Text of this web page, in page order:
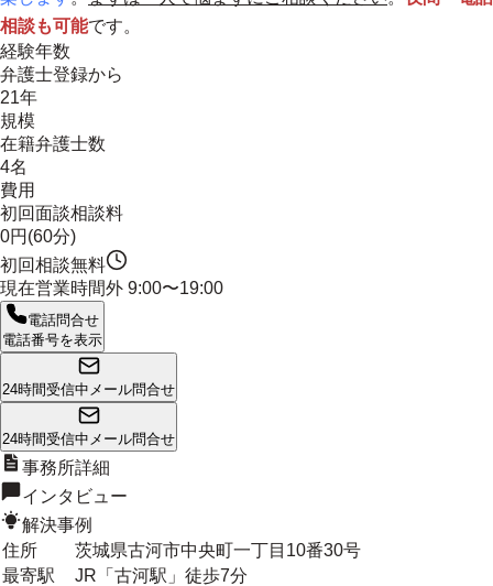
相談も可能です。
経験年数
弁護士登録から
21年
規模
在籍弁護士数
4名
費用
初回面談相談料
0円(60分)
初回相談無料
現在営業時間外 9:00〜19:00
電話問合せ
電話番号を表示
24時間受信中 メール問合せ
24時間受信中 メール問合せ
事務所詳細
インタビュー
解決事例
住所
茨城県古河市中央町一丁目10番30号
最寄駅
JR「古河駅」徒歩7分